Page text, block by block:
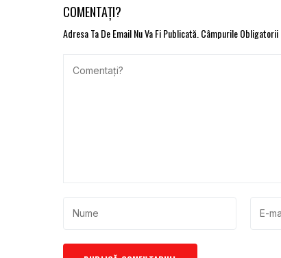
COMENTAȚI?
Adresa Ta De Email Nu Va Fi Publicată. Câmpurile Obligatorii